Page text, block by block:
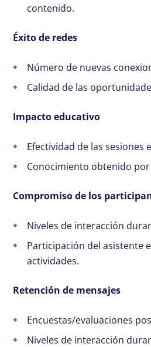
contenido.
Éxito de redes
Número de nuevas
Calidad de las
Impacto educativo
Efectividad de las sesiones
Conocimiento obtenido
Compromiso de los
Niveles de interacción
Participación del asistente
actividades.
Retención de mensajes
Encuestas/evaluaciones
Niveles de interacción